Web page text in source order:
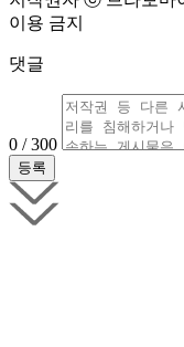
이용 금지
댓글
0 / 300